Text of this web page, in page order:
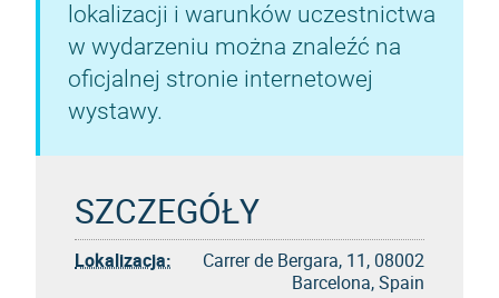
lokalizacji i warunków uczestnictwa
w wydarzeniu można znaleźć na
oficjalnej stronie internetowej
wystawy.
SZCZEGÓŁY
Lokalizacja:
Carrer de Bergara, 11, 08002
Barcelona, Spain